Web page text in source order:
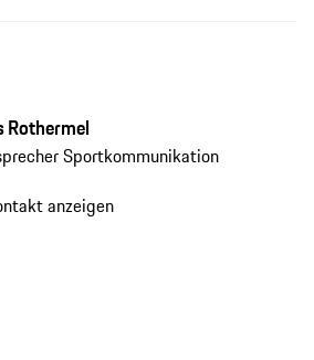
Rothermel
Sportkommunikation
anzeigen